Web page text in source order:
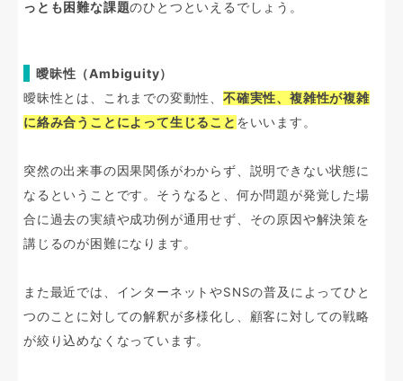
っとも困難な課題のひとつといえるでしょう。
曖昧性（Ambiguity）
曖昧性とは、これまでの変動性、 不確実性、複雑性が複雑
に絡み合うことによって生じること をいいます。
突然の出来事の因果関係がわからず、説明できない状態に
なるということです。そうなると、何か問題が発覚した場
合に過去の実績や成功例が通用せず、その原因や解決策を
講じるのが困難になります。
また最近では、インターネットやSNSの普及によってひと
つのことに対しての解釈が多様化し、顧客に対しての戦略
が絞り込めなくなっています。